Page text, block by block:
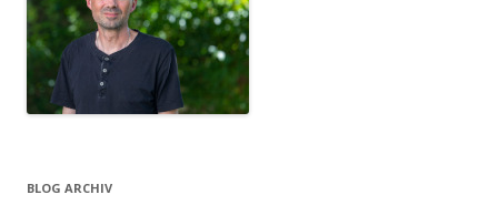
BLOG ARCHIV